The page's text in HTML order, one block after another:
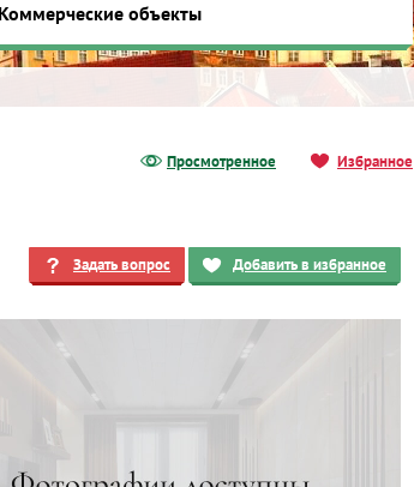
объекты
Коммерческие объекты
Просмотренное Избранное
Задать вопрос Добавить в избранное